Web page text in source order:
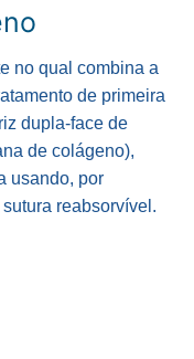
no qual combina a
de primeira
dupla-face de
de colágeno),
usando, por
reabsorvível.